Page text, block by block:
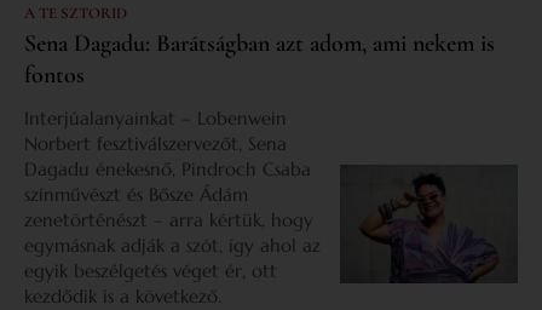
A TE SZTORID
Sena Dagadu: Barátságban azt adom, ami nekem is
fontos
Interjúalanyainkat – Lobenwein
Norbert fesztiválszervezőt, Sena
Dagadu énekesnő, Pindroch Csaba
színművészt és Bősze Ádám
zenetörténészt – arra kértük, hogy
egymásnak adják a szót, így ahol az
egyik beszélgetés véget ér, ott
kezdődik is a következő.